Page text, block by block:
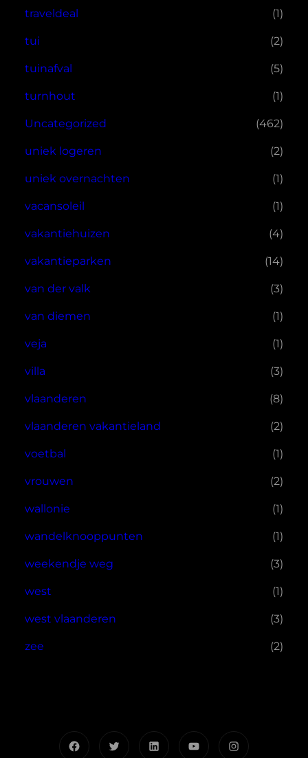
traveldeal (1)
tui (2)
tuinafval (5)
turnhout (1)
Uncategorized (462)
uniek logeren (2)
uniek overnachten (1)
vacansoleil (1)
vakantiehuizen (4)
vakantieparken (14)
van der valk (3)
van diemen (1)
veja (1)
villa (3)
vlaanderen (8)
vlaanderen vakantieland (2)
voetbal (1)
vrouwen (2)
wallonie (1)
wandelknooppunten (1)
weekendje weg (3)
west (1)
west vlaanderen (3)
zee (2)
FacebookTwitterLinkedInYouTubeInstagram